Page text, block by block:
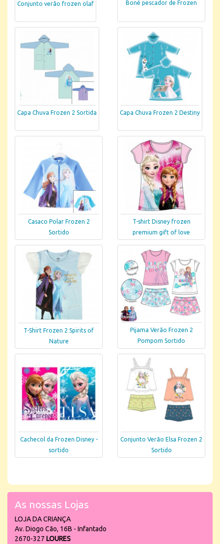
Conjunto verão frozen olaf Boné pescador de Frozen
Capa Chuva Frozen 2 Sortida Capa Chuva Frozen 2 Destiny
Casaco Polar Frozen 2
Sortido
T-shirt Disney frozen
premium gift of love
T-Shirt Frozen 2 Spirits of
Nature
Pijama Verão Frozen 2
Pompom Sortido
Cachecol da Frozen Disney -
sortido
Conjunto Verão Elsa Frozen 2
Sortido
As nossas Lojas
LOJA DA CRIANÇA
Av. Diogo Cão, 16B - Infantado
2670-327 LOURES